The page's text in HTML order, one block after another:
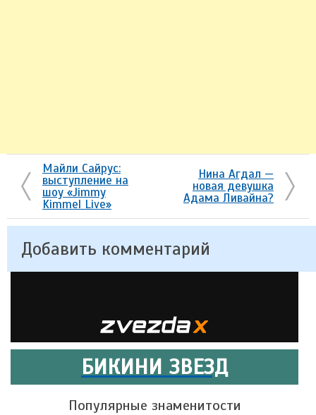
Майли Сайрус:
выступление на
шоу «Jimmy
Kimmel Live»
Нина Агдал —
новая девушка
Адама Ливайна?
Добавить комментарий
БИКИНИ ЗВЕЗД
Популярные знаменитости